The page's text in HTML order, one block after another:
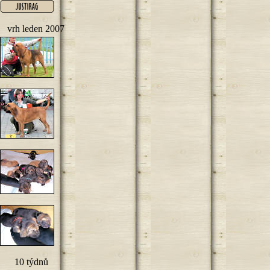
vrh leden 2007
10 týdnů